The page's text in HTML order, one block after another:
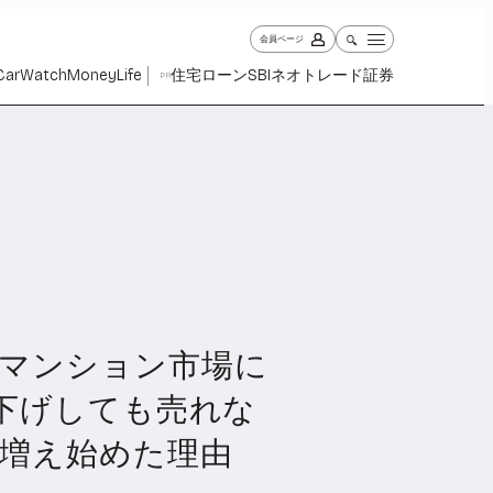
会員ページ
WatchMoneyLife PR住宅ローンSBIネオトレード証券
1026 Money 1258Life
ンション市場に
げしても売れな
え始めた理由